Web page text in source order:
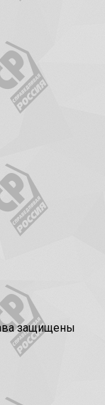
защищены